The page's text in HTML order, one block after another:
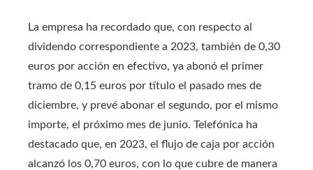
La empresa ha recordado que, con respecto al
dividendo correspondiente a 2023, también de 0,30
euros por acción en efectivo, ya abonó el primer
tramo de 0,15 euros por título el pasado mes de
diciembre, y prevé abonar el segundo, por el mismo
importe, el próximo mes de junio. Telefónica ha
destacado que, en 2023, el flujo de caja por acción
alcanzó los 0,70 euros, con lo que cubre de manera